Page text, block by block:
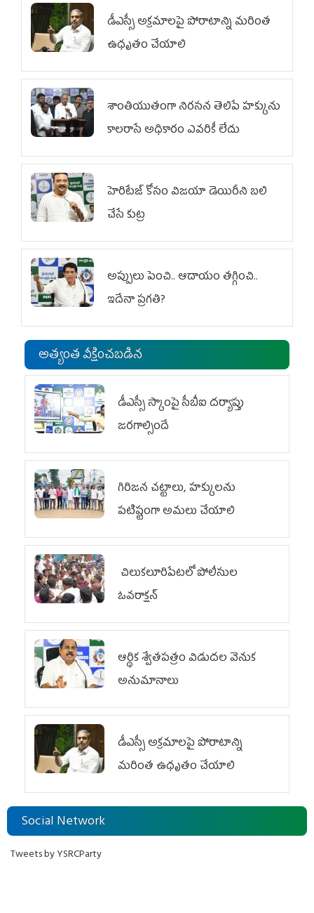
డీఎస్సీ అక్రమాలపై పోరాటాన్ని మరింత
ఉధృతం చేయాలి
శాంతియుతంగా నిరసన తెలిపే హక్కును
కాలరాసే అధికారం ఎవరికీ లేదు
హెరిటేజ్ కోసం విజయా డెయిరీని బలి
చేసే కుట్ర‌
అప్పులు పెంచి.. ఆదాయం తగ్గించి..
ఇదేనా ప్రగతి?
అత్యంత వీక్షించబడిన
డీఎస్సీ స్కాంపై సీబీఐ దర్యాప్తు
జరగాల్సిందే
గిరిజన చట్టాలు, హక్కులను
పటిష్టంగా అమలు చేయాలి
చిలుక‌లూరిపేట‌లో పోలీసుల
ఓవ‌రాక్ష‌న్‌
ఆర్థిక శ్వేతపత్రం విడుదల వెనుక
అనుమానాలు
డీఎస్సీ అక్రమాలపై పోరాటాన్ని
మరింత ఉధృతం చేయాలి
Social Network
Tweets by YSRCParty